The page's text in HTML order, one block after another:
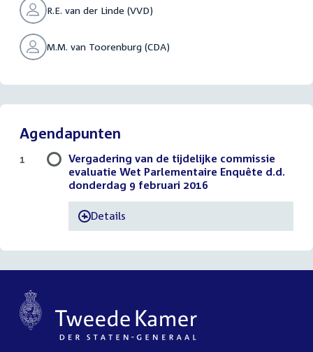
R.E. van der Linde (VVD)
M.M. van Toorenburg (CDA)
Agendapunten
Vergadering van de tijdelijke commissie
evaluatie Wet Parlementaire Enquête d.d.
donderdag 9 februari 2016
-Details
1